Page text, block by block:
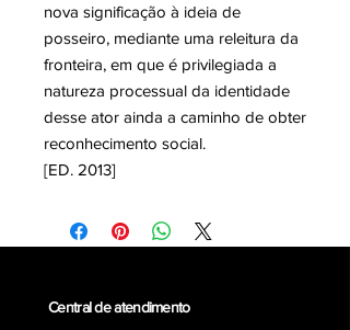
nova significação à ideia de
posseiro, mediante uma releitura da
fronteira, em que é privilegiada a
natureza processual da identidade
desse ator ainda a caminho de obter
reconhecimento social.
[ED. 2013]
Central de atendimento